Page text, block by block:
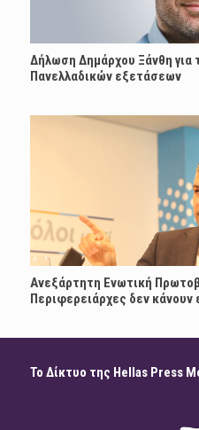
Δήλωση Δημάρχου Ξάνθη για
Πανελλαδικών εξετάσεων
Ανεξάρτητη Ενωτική
Περιφερειάρχες δεν κάνουν
Το Δίκτυο της Hellas Press